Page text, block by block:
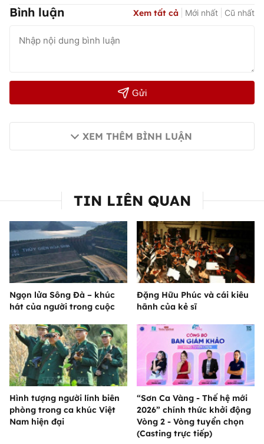
Bình luận Xem tất cả Mới nhất Cũ nhất
Gửi
XEM THÊM BÌNH LUẬN
TIN LIÊN QUAN
Ngọn lửa Sông Đà – khúc
hát của người trong cuộc
Đặng Hữu Phúc và cái kiêu
hãnh của kẻ sĩ
Hình tượng người lính biên
phòng trong ca khúc Việt
Nam hiện đại
“Sơn Ca Vàng - Thế hệ mới
2026” chính thức khởi động
Vòng 2 - Vòng tuyển chọn
(Casting trực tiếp)